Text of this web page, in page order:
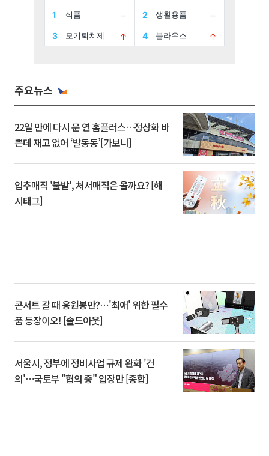
주요뉴스
22일 만에 다시 문 연 홈플러스…정상화 바
쁜데 재고 없어 ‘발동동’[가보니]
입추매직 '불발', 처서매직은 올까요? [해
시태그]
콘서트 갈 때 응원봉만?⋯'최애' 위한 필수
품 등장이오! [솔드아웃]
서울시, 정부에 정비사업 규제 완화 '건
의'⋯국토부 "협의 중" 입장만 [종합]